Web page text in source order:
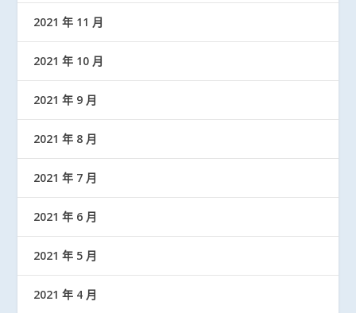
2021 年 11 月
2021 年 10 月
2021 年 9 月
2021 年 8 月
2021 年 7 月
2021 年 6 月
2021 年 5 月
2021 年 4 月